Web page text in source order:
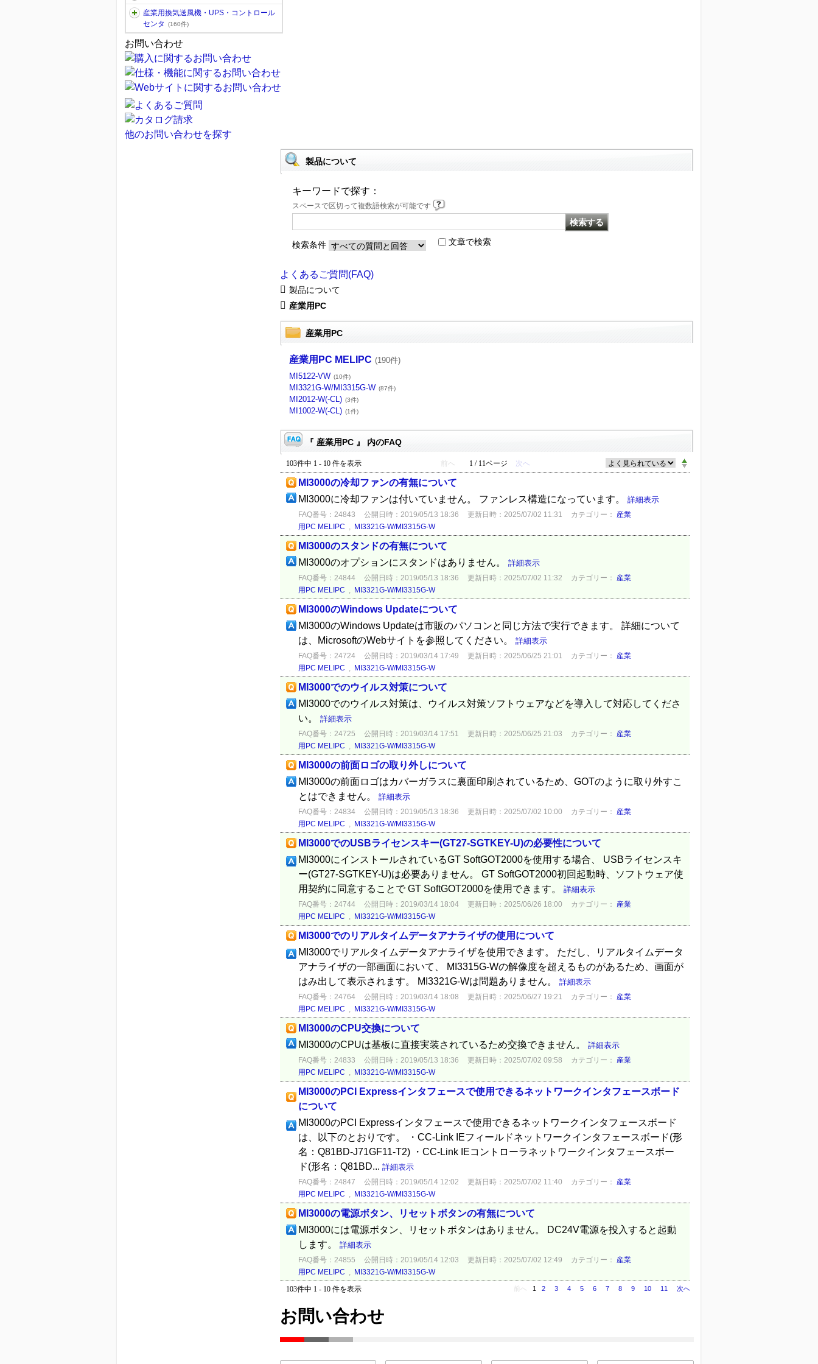
産業用換気送風機・UPS・コントロール
センタ
(160件)
お問い合わせ
他のお問い合わせを探す
製品について
キーワードで探す：
スペースで区切って複数語検索が可能です
検索条件 文章で検索
よくあるご質問(FAQ)
製品について
産業用PC
産業用PC
産業用PC MELIPC (190件)
MI5122-VW (10件)
MI3321G-W/MI3315G-W (87件)
MI2012-W(-CL) (3件)
MI1002-W(-CL) (1件)
『 産業用PC 』 内のFAQ
103件中 1 - 10 件を表示 前へ 1 / 11ページ 次へ
MI3000の冷却ファンの有無について
MI3000に冷却ファンは付いていません。 ファンレス構造になっています。 詳細表示
FAQ番号：24843 公開日時：2019/05/13 18:36 更新日時：2025/07/02 11:31 カテゴリー：
産業
用PC MELIPC , MI3321G-W/MI3315G-W
MI3000のスタンドの有無について
MI3000のオプションにスタンドはありません。 詳細表示
FAQ番号：24844 公開日時：2019/05/13 18:36 更新日時：2025/07/02 11:32 カテゴリー：
産業
用PC MELIPC , MI3321G-W/MI3315G-W
MI3000のWindows Updateについて
MI3000のWindows Updateは市販のパソコンと同じ方法で実行できます。 詳細について
は、MicrosoftのWebサイトを参照してください。 詳細表示
FAQ番号：24724 公開日時：2019/03/14 17:49 更新日時：2025/06/25 21:01 カテゴリー：
産業
用PC MELIPC , MI3321G-W/MI3315G-W
MI3000でのウイルス対策について
MI3000でのウイルス対策は、ウイルス対策ソフトウェアなどを導入して対応してくださ
い。 詳細表示
FAQ番号：24725 公開日時：2019/03/14 17:51 更新日時：2025/06/25 21:03 カテゴリー：
産業
用PC MELIPC , MI3321G-W/MI3315G-W
MI3000の前面ロゴの取り外しについて
MI3000の前面ロゴはカバーガラスに裏面印刷されているため、GOTのように取り外すこ
とはできません。 詳細表示
FAQ番号：24834 公開日時：2019/05/13 18:36 更新日時：2025/07/02 10:00 カテゴリー：
産業
用PC MELIPC , MI3321G-W/MI3315G-W
MI3000でのUSBライセンスキー(GT27-SGTKEY-U)の必要性について
MI3000にインストールされているGT SoftGOT2000を使用する場合、 USBライセンスキ
ー(GT27-SGTKEY-U)は必要ありません。 GT SoftGOT2000初回起動時、ソフトウェア使
用契約に同意することで GT SoftGOT2000を使用できます。 詳細表示
FAQ番号：24744 公開日時：2019/03/14 18:04 更新日時：2025/06/26 18:00 カテゴリー：
産業
用PC MELIPC , MI3321G-W/MI3315G-W
MI3000でのリアルタイムデータアナライザの使用について
MI3000でリアルタイムデータアナライザを使用できます。 ただし、リアルタイムデータ
アナライザの一部画面において、 MI3315G-Wの解像度を超えるものがあるため、画面が
はみ出して表示されます。 MI3321G-Wは問題ありません。 詳細表示
FAQ番号：24764 公開日時：2019/03/14 18:08 更新日時：2025/06/27 19:21 カテゴリー：
産業
用PC MELIPC , MI3321G-W/MI3315G-W
MI3000のCPU交換について
MI3000のCPUは基板に直接実装されているため交換できません。 詳細表示
FAQ番号：24833 公開日時：2019/05/13 18:36 更新日時：2025/07/02 09:58 カテゴリー：
産業
用PC MELIPC , MI3321G-W/MI3315G-W
MI3000のPCI Expressインタフェースで使用できるネットワークインタフェースボード
について
MI3000のPCI Expressインタフェースで使用できるネットワークインタフェースボード
は、以下のとおりです。 ・CC-Link IEフィールドネットワークインタフェースボード(形
名：Q81BD-J71GF11-T2) ・CC-Link IEコントローラネットワークインタフェースボー
ド(形名：Q81BD... 詳細表示
FAQ番号：24847 公開日時：2019/05/14 12:02 更新日時：2025/07/02 11:40 カテゴリー：
産業
用PC MELIPC , MI3321G-W/MI3315G-W
MI3000の電源ボタン、リセットボタンの有無について
MI3000には電源ボタン、リセットボタンはありません。 DC24V電源を投入すると起動
します。 詳細表示
FAQ番号：24855 公開日時：2019/05/14 12:03 更新日時：2025/07/02 12:49 カテゴリー：
産業
用PC MELIPC , MI3321G-W/MI3315G-W
103件中 1 - 10 件を表示
前へ 1 2 3 4 5 6 7 8 9 10 11 次へ
お問い合わせ